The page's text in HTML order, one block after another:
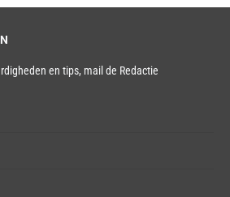
en tips, mail de Redactie